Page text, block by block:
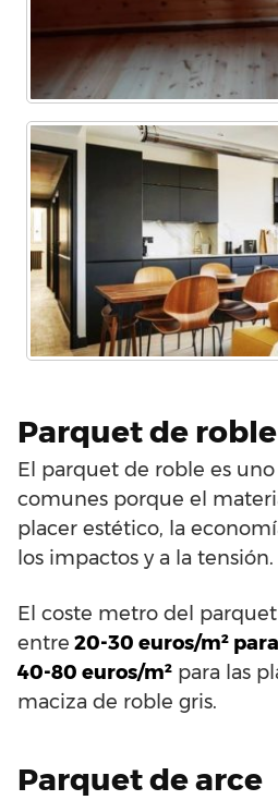
Parquet de roble
El parquet de roble es
comunes porque el
placer estético, la
los impactos y a la tensión.
El coste metro del
entre 20-30 euros/m²
40-80 euros/m² para las
maciza de roble gris.
Parquet de arce